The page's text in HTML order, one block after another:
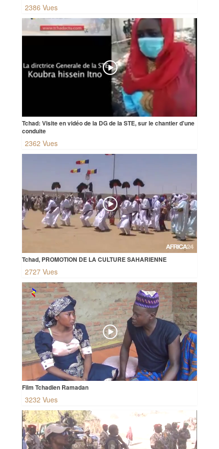
2386 Vues
Tchad: Visite en vidéo de la DG de la STE, sur le chantier d'une
conduite
2362 Vues
Tchad, PROMOTION DE LA CULTURE SAHARIENNE
2727 Vues
Film Tchadien Ramadan
3232 Vues